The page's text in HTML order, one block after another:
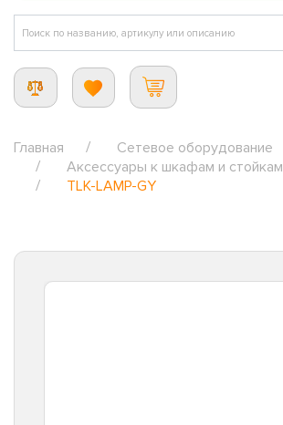
Главная
Сетевое оборудование
Аксессуары к шкафам и стойкам
TLK-LAMP-GY